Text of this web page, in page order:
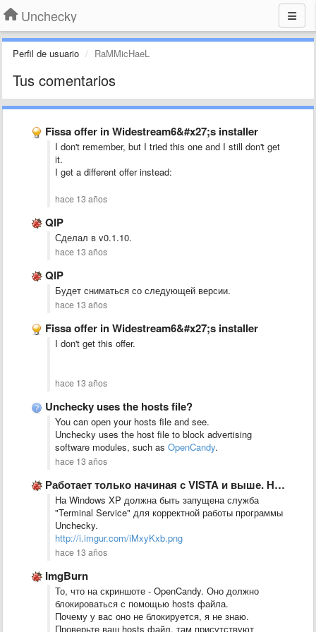
Unchecky
Perfil de usuario RaMMicHaeL
Tus comentarios
Fissa offer in Widestream6&#x27;s installer
I don't remember, but I tried this one and I still don't get
it.
I get a different offer instead:
hace 13 años
QIP
Сделал в v0.1.10.
hace 13 años
QIP
Будет сниматься со следующей версии.
hace 13 años
Fissa offer in Widestream6&#x27;s installer
I don't get this offer.
hace 13 años
Unchecky uses the hosts file?
You can open your hosts file and see.
Unchecky uses the host file to block advertising
software modules, such as OpenCandy.
hace 13 años
Работает только начиная с VISTA и выше. На ХР никак …
На Windows XP должна быть запущена служба
"Terminal Service" для корректной работы программы
Unchecky.
http://i.imgur.com/iMxyKxb.png
hace 13 años
ImgBurn
То, что на скриншоте - OpenCandy. Оно должно
блокироваться с помощью hosts файла.
Почему у вас оно не блокируется, я не знаю.
Проверьте ваш hosts файл, там присутствуют